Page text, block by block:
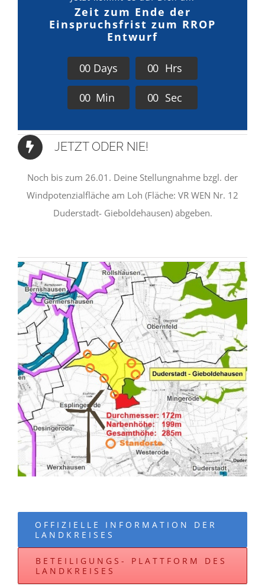
Zeit zum Ende der
Einspruchsfrist zum RROP
Entwurf
00 Days 00 Hrs
00 Min 00 Sec
JETZT ODER NIE!
Noch bis zum 26.01. Deine Stellungnahme bzgl. der
Windpotenzialfläche am Loh (Fläche: VR WEN Nr. 12
Duderstadt- Gieboldehausen) abgeben.
OFFIZIELLE INFORMATION DER
LANDKREISES
BETEILIGUNGS- PLATTFORM DES
LANDKREISES